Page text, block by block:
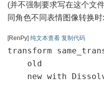
(并不强制要求写在这个文
同角色不同表情图像转换时:
[RenPy] 纯文本查看 复制代码
transform
    old
new with